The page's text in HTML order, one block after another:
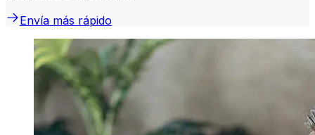
Envía más rápido